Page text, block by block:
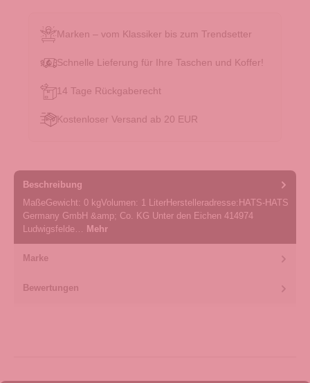
Marken – vom Klassiker bis zum Trendsetter
Schnelle Lieferung für Ihre Taschen und Koffer!
14 Tage Rückgaberecht
Kostenloser Versand ab 20 EUR
Beschreibung
MaßeGewicht: 0 kgVolumen: 1 LiterHerstelleradresse:HATS-HATS
Germany GmbH &amp; Co. KG Unter den Eichen 414974
Ludwigsfelde… Mehr
Marke
Bewertungen